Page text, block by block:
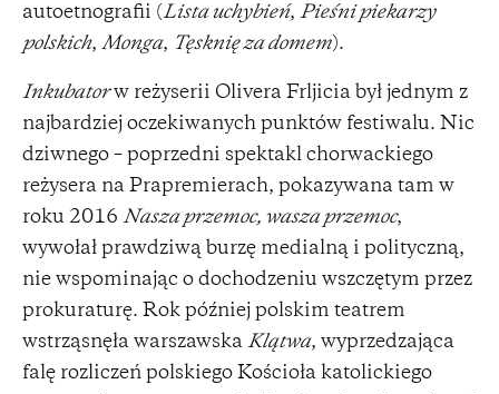
autoetnografii (Lista uchybień, Pieśni piekarzy
polskich, Monga, Tęsknię za domem).
Inkubatorw reżyserii Olivera Frljicia był jednym z
najbardziej oczekiwanych punktów festiwalu. Nic
dziwnego – poprzedni spektakl chorwackiego
reżysera na Prapremierach, pokazywana tam w
roku 2016 Nasza przemoc, wasza przemoc,
wywołał prawdziwą burzę medialną i polityczną,
nie wspominając o dochodzeniu wszczętym przez
prokuraturę. Rok później polskim teatrem
wstrząsnęła warszawska Klątwa, wyprzedzająca
falę rozliczeń polskiego Kościoła katolickiego